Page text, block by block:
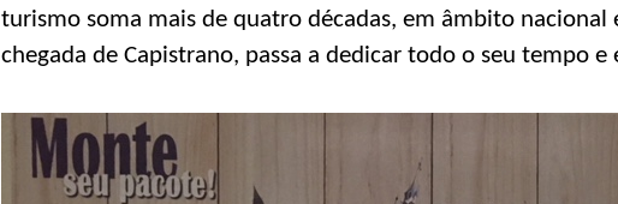
turismo soma mais de quatro décadas, em âmbito
chegada de Capistrano, passa a dedicar todo o seu tempo e